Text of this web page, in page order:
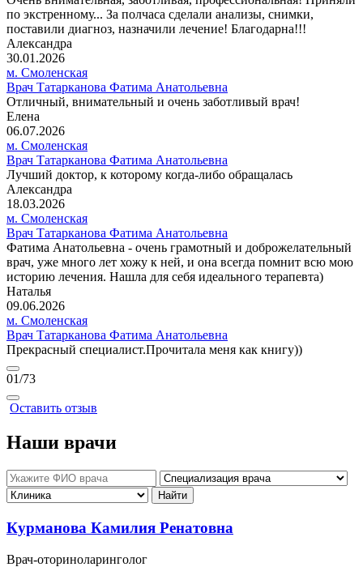
по экстренному... За полчаса сделали анализы, снимки,
поставили диагноз, назначили лечение! Благодарна!!!
Александра
30.01.2026
м. Смоленская
Врач Татарканова Фатима Анатольевна
Отличный, внимательный и очень заботливый врач!
Елена
06.07.2026
м. Смоленская
Врач Татарканова Фатима Анатольевна
Лучший доктор, к которому когда-либо обращалась
Александра
18.03.2026
м. Смоленская
Врач Татарканова Фатима Анатольевна
Фатима Анатольевна - очень грамотный и доброжелательный
врач, уже много лет хожу к ней, и она всегда помнит всю мою
историю лечения. Нашла для себя идеального терапевта)
Наталья
09.06.2026
м. Смоленская
Врач Татарканова Фатима Анатольевна
Прекрасный специалист.Прочитала меня как книгу))
01/73
Оставить отзыв
Наши врачи
Курманова Камилия Ренатовна
Врач-оториноларинголог